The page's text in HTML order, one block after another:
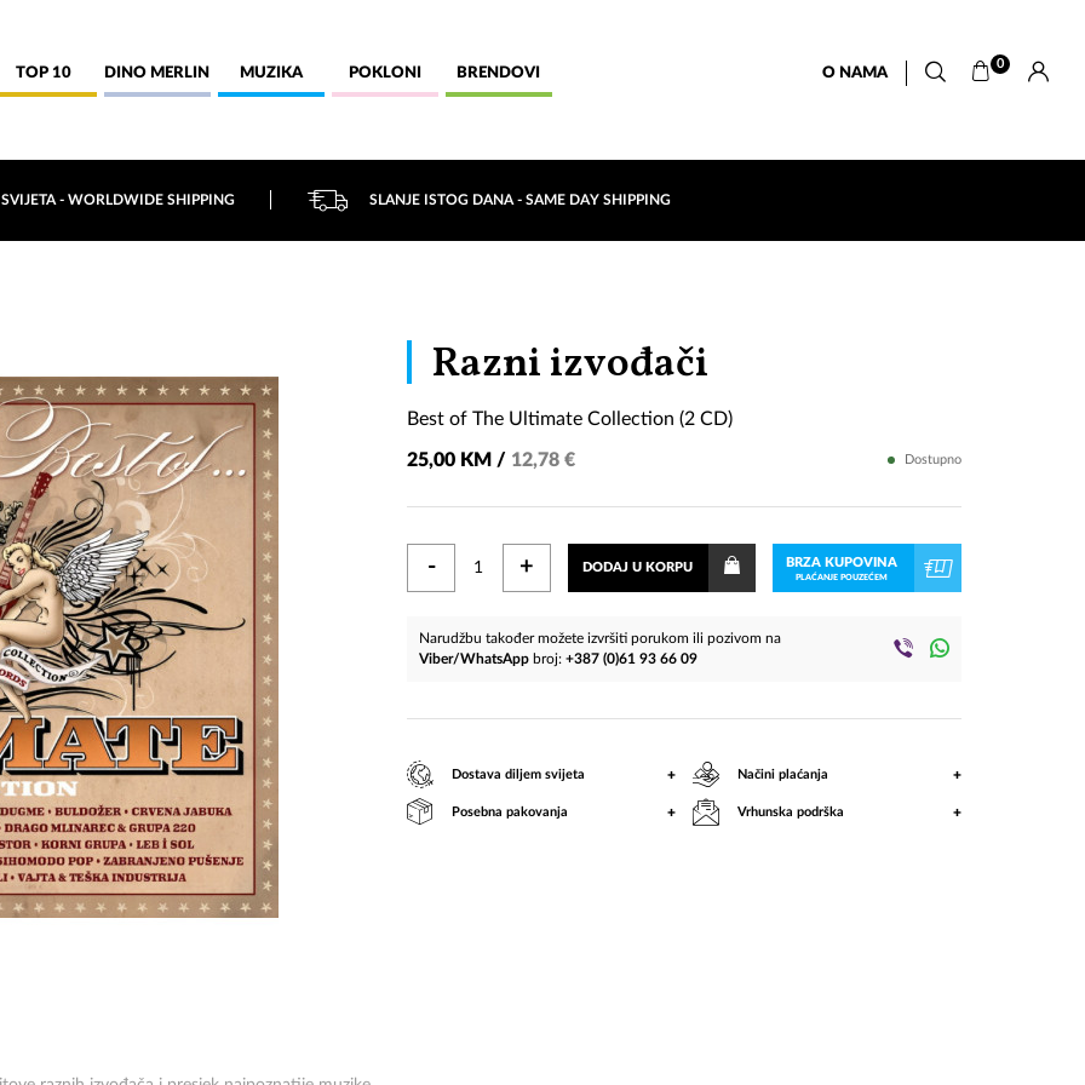
TOP 10 DINO MERLIN MUZIKA POKLONI BRENDOVI O NAMA
0
- WORLDWIDE SHIPPING SLANJE ISTOG DANA - SAME DAY SHIPPING
Razni izvođači
of
Ultimate
Collection
(2
CD)
Best of The Ultimate Collection (2 CD)
25,00 KM / 12,78 € Dostupno
- + DODAJ U KORPU BRZA KUPOVINA
PLAĆANJE POUZEĆEM
Narudžbu također možete izvršiti porukom ili pozivom na
Viber/WhatsApp broj:+387 (0)61 93 66 09
Dostava diljem svijeta + Načini plaćanja +
Posebna pakovanja + Vrhunska podrška +